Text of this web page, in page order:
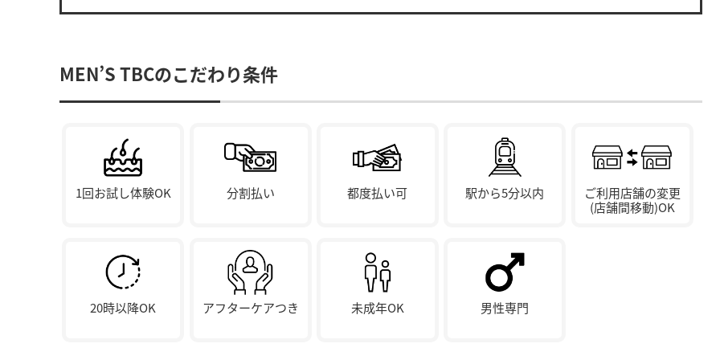
MEN’S TBCのこだわり条件
1回お試し体験OK 分割払い 都度払い可 駅から5分以内
ご利用店舗の変更
(店舗間移動)OK
20時以降OK アフターケアつき 未成年OK 男性専門